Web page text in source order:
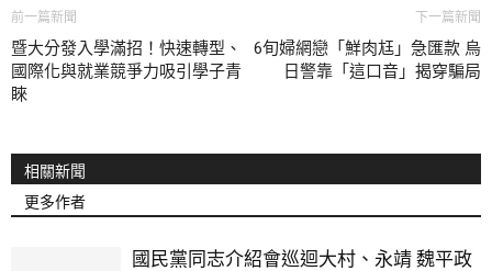
前一篇新聞
暨大分發入學滿招！快速轉型、
國際化與就業競爭力吸引學子青
睞
下一篇新聞
6旬婦網戀「鮮肉尪」急匯款 烏
日警靠「這口音」揭穿騙局
相關新聞
更多作者
國民黨同志介紹會巡迴大村、永靖 魏平政